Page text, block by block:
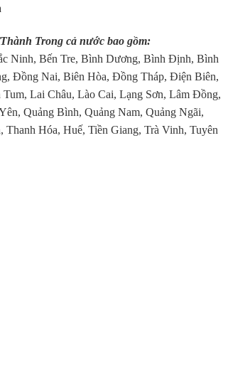
Trong cả nước bao gồm:
Ninh, Bến Tre, Bình Dương, Bình Định, Bình
Đồng Nai, Biên Hòa, Đồng Tháp, Điện Biên,
Lai Châu, Lào Cai, Lạng Sơn, Lâm Đồng,
Quảng Bình, Quảng Nam, Quảng Ngãi,
Hóa, Huế, Tiền Giang, Trà Vinh, Tuyên